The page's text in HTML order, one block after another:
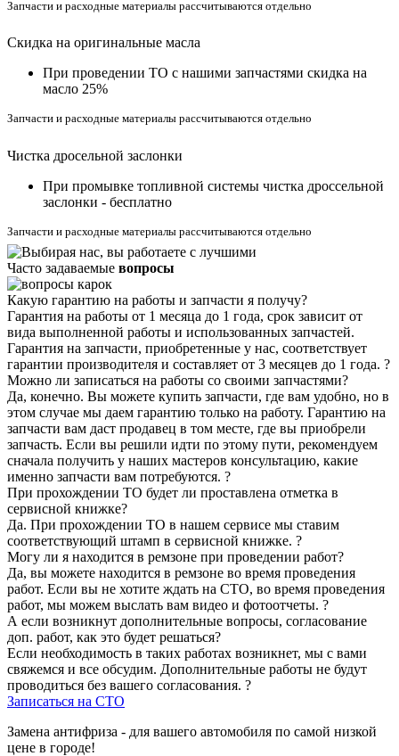
Запчасти и расходные материалы рассчитываются отдельно
Скидка на оригинальные масла
При проведении ТО с нашими запчастями скидка на
масло 25%
Запчасти и расходные материалы рассчитываются отдельно
Чистка дросельной заслонки
При промывке топливной системы чистка дроссельной
заслонки - бесплатно
Запчасти и расходные материалы рассчитываются отдельно
Часто задаваемые вопросы
Какую гарантию на работы и запчасти я получу?
Гарантия на работы от 1 месяца до 1 года, срок зависит от
вида выполненной работы и использованных запчастей.
Гарантия на запчасти, приобретенные у нас, соответствует
гарантии производителя и составляет от 3 месяцев до 1 года. ?
Можно ли записаться на работы со своими запчастями?
Да, конечно. Вы можете купить запчасти, где вам удобно, но в
этом случае мы даем гарантию только на работу. Гарантию на
запчасти вам даст продавец в том месте, где вы приобрели
запчасть. Если вы решили идти по этому пути, рекомендуем
сначала получить у наших мастеров консультацию, какие
именно запчасти вам потребуются. ?
При прохождении ТО будет ли проставлена отметка в
сервисной книжке?
Да. При прохождении ТО в нашем сервисе мы ставим
соответствующий штамп в сервисной книжке. ?
Могу ли я находится в ремзоне при проведении работ?
Да, вы можете находится в ремзоне во время проведения
работ. Если вы не хотите ждать на СТО, во время проведения
работ, мы можем выслать вам видео и фотоотчеты. ?
А если возникнут дополнительные вопросы, согласование
доп. работ, как это будет решаться?
Если необходимость в таких работах возникнет, мы с вами
свяжемся и все обсудим. Дополнительные работы не будут
проводиться без вашего согласования. ?
Записаться на СТО
Замена антифриза - для вашего автомобиля по самой низкой
цене в городе!